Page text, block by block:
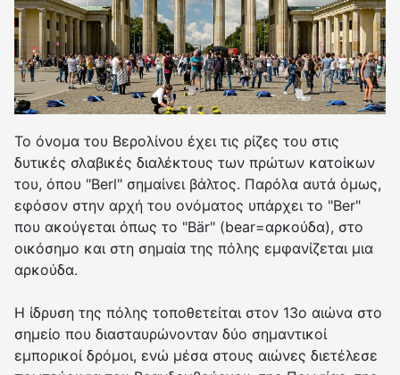
Το όνομα του Βερολίνου έχει τις ρίζες του στις
δυτικές σλαβικές διαλέκτους των πρώτων κατοίκων
του, όπου "Berl" σημαίνει βάλτος. Παρόλα αυτά όμως,
εφόσον στην αρχή του ονόματος υπάρχει το "Ber"
που ακούγεται όπως το "Bär" (bear=αρκούδα), στο
οικόσημο και στη σημαία της πόλης εμφανίζεται μια
αρκούδα.
Η ίδρυση της πόλης τοποθετείται στον 13ο αιώνα στο
σημείο που διασταυρώνονταν δύο σημαντικοί
εμπορικοί δρόμοι, ενώ μέσα στους αιώνες διετέλεσε